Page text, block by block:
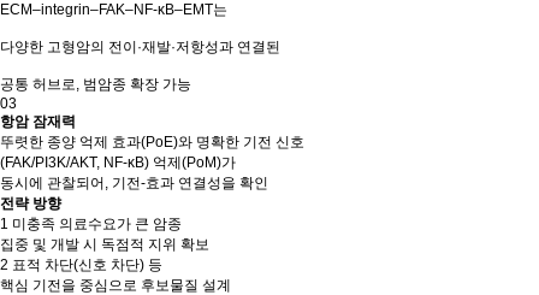
ECM–integrin–FAK–NF-κB–EMT는
다양한 고형암의 전이·재발·저항성과 연결된
공통 허브로, 범암종 확장 가능
03
항암 잠재력
뚜렷한 종양 억제 효과(PoE)와 명확한 기전 신호
(FAK/PI3K/AKT, NF-κB) 억제(PoM)가
동시에 관찰되어, 기전-효과 연결성을 확인
전략 방향
1 미충족 의료수요가 큰 암종
집중 및 개발 시 독점적 지위 확보
2 표적 차단(신호 차단) 등
핵심 기전을 중심으로 후보물질 설계